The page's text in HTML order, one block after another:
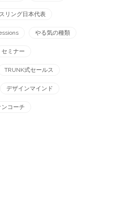
リング日本代表
やる気の種類
セミナー
TRUNK式セールス
デザインマインド
コーチ